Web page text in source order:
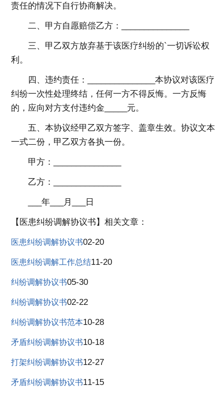
责任的情况下自行协商解决。
二、甲方自愿赔偿乙方：_______________
三、甲乙双方放弃基于该医疗纠纷的`一切诉讼权
利。
四、违约责任：_______________本协议对该医疗
纠纷一次性处理终结，任何一方不得反悔。一方反悔
的，应向对方支付违约金_____元。
五、本协议经甲乙双方签字、盖章生效。协议文本
一式二份，甲乙双方各执一份。
甲方：_______________
乙方：_______________
___年___月___日
【医患纠纷调解协议书】相关文章：
医患纠纷调解协议书02-20
医患纠纷调解工作总结11-20
纠纷调解协议书05-30
纠纷调解协议书02-22
纠纷调解协议书范本10-28
矛盾纠纷调解协议书10-18
打架纠纷调解协议书12-27
矛盾纠纷调解协议书11-15